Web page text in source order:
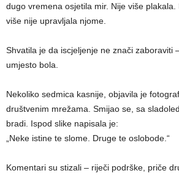
dugo vremena osjetila mir. Nije više
više nije upravljala njome.
Shvatila je da iscjeljenje ne znači zaboraviti
umjesto bola.
Nekoliko sedmica kasnije, objavila je
društvenim mrežama. Smijao se, sa
bradi. Ispod slike napisala je:
„Neke istine te slome. Druge te oslobode.“
Komentari su stizali – riječi podrške, priče